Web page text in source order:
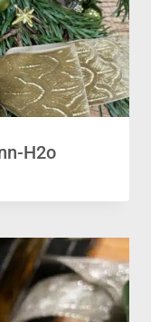
H2o